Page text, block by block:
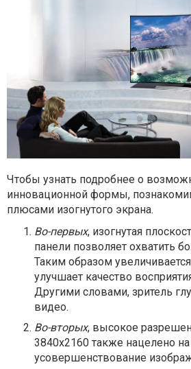
Чтобы узнать подробнее о
инновационной формы,
плюсами изогнутого экрана.
Во-первых, изогнутая
панели позволяет охватить
Таким образом
улучшает качество
Другими словами, зритель
видео.
Во-вторых, высокое
3840x2160 также нацелено на
усовершенствование